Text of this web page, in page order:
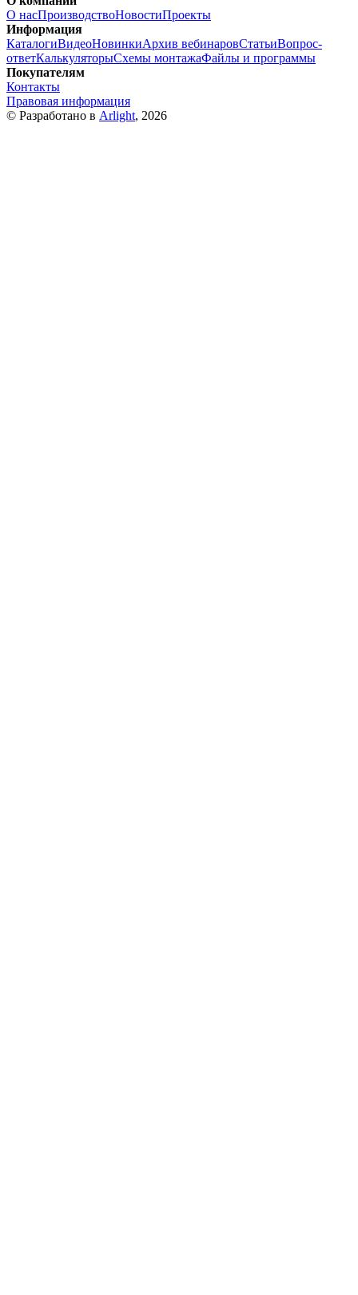
О насПроизводствоНовостиПроекты
Информация
КаталогиВидеоНовинкиАрхив вебинаровСтатьиВопрос-
ответКалькуляторыСхемы монтажаФайлы и программы
Покупателям
Контакты
Правовая информация
© Разработано в Arlight, 2026